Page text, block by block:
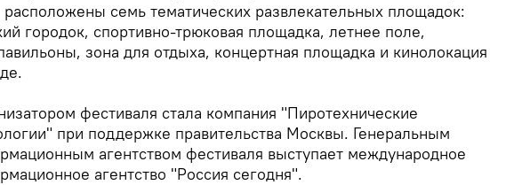
семь тематических развлекательных площадок:
городок, спортивно-трюковая площадка, летнее поле,
зона для отдыха, концертная площадка и кинолокация
фестиваля стала компания "Пиротехнические
при поддержке правительства Москвы. Генеральным
агентством фестиваля выступает международное
агентство "Россия сегодня".